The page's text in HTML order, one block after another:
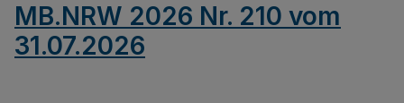
MB.NRW 2026 Nr. 210 vom
31.07.2026